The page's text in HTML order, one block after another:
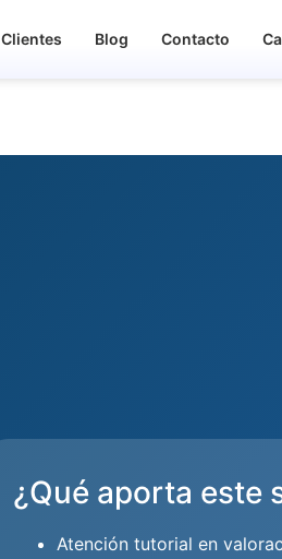
Clientes Blog Contacto
¿Qué aporta este
Atención tutorial en